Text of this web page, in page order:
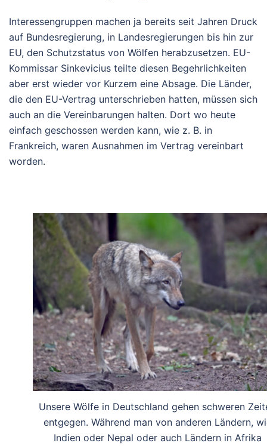
Interessengruppen machen ja bereits seit Jahren Druck
auf Bundesregierung, in Landesregierungen bis hin zur
EU, den Schutzstatus von Wölfen herabzusetzen. EU-
Kommissar Sinkevicius teilte diesen Begehrlichkeiten
aber erst wieder vor Kurzem eine Absage. Die Länder,
die den EU-Vertrag unterschrieben hatten, müssen sich
auch an die Vereinbarungen halten. Dort wo heute
einfach geschossen werden kann, wie z. B. in
Frankreich, waren Ausnahmen im Vertrag vereinbart
worden.
Unsere Wölfe in Deutschland gehen schweren
entgegen. Während man von anderen Ländern,
Indien oder Nepal oder auch Ländern in Afrika